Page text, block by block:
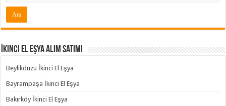
İkinci El Eşya Alım Satımı
Beylikdüzü İkinci El Eşya
Bayrampaşa İkinci El Eşya
Bakırköy İkinci El Eşya